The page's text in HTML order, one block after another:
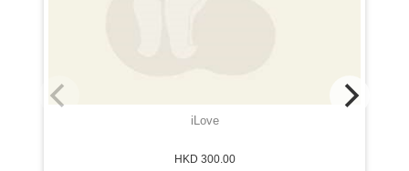
iLove
HKD 300.00